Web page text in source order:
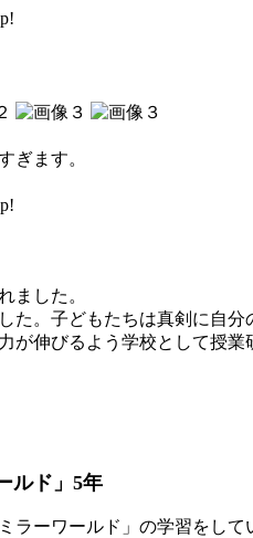
ぎます。
ました。
。子どもたちは真剣に自
が伸びるよう学校として授業
ルド」5年
ーワールド」の学習をし